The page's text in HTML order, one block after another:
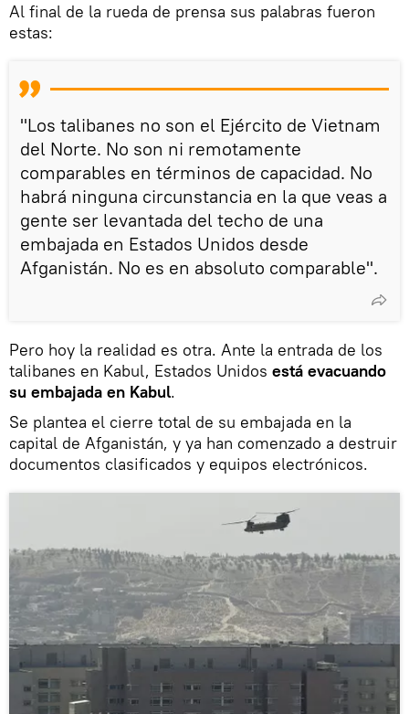
Al final de la rueda de prensa sus palabras fueron
estas:
"Los talibanes no son el Ejército de Vietnam
del Norte. No son ni remotamente
comparables en términos de capacidad. No
habrá ninguna circunstancia en la que veas a
gente ser levantada del techo de una
embajada en Estados Unidos desde
Afganistán. No es en absoluto comparable".
Pero hoy la realidad es otra. Ante la entrada de los
talibanes en Kabul, Estados Unidos está evacuando
su embajada en Kabul.
Se plantea el cierre total de su embajada en la
capital de Afganistán, y ya han comenzado a destruir
documentos clasificados y equipos electrónicos.